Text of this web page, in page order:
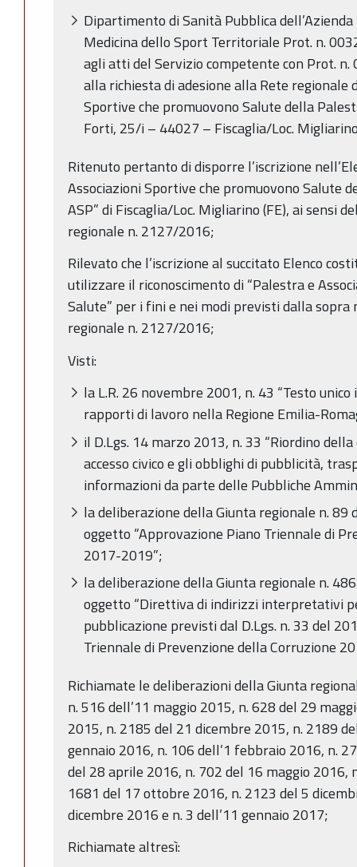
Dipartimento di Sanità Pubblica dell’Azienda
Medicina dello Sport Territoriale Prot. n.
agli atti del Servizio competente con Prot.
alla richiesta di adesione alla Rete regionale
Sportive che promuovono Salute della
Forti, 25/i – 44027 – Fiscaglia/Loc.
Ritenuto pertanto di disporre l’iscrizione
Associazioni Sportive che promuovono Salute
ASP” di Fiscaglia/Loc. Migliarino (FE), ai sensi
regionale n. 2127/2016;
Rilevato che l’iscrizione al succitato Elenco
utilizzare il riconoscimento di “Palestra e
Salute” per i fini e nei modi previsti dalla
regionale n. 2127/2016;
Visti:
la L.R. 26 novembre 2001, n. 43 “Testo
rapporti di lavoro nella Regione Emilia-
il D.Lgs. 14 marzo 2013, n. 33 “Riordino
accesso civico e gli obblighi di pubblicità,
informazioni da parte delle Pubbliche
la deliberazione della Giunta regionale n.
oggetto “Approvazione Piano Triennale di
2017-2019”;
la deliberazione della Giunta regionale n.
oggetto “Direttiva di indirizzi interpretativi
pubblicazione previsti dal D.Lgs. n. 33 del
Triennale di Prevenzione della Corruzione
Richiamate le deliberazioni della Giunta
n. 516 dell’11 maggio 2015, n. 628 del 29
2015, n. 2185 del 21 dicembre 2015, n. 2189
gennaio 2016, n. 106 dell’1 febbraio 2016, n.
del 28 aprile 2016, n. 702 del 16 maggio 2016,
1681 del 17 ottobre 2016, n. 2123 del 5
dicembre 2016 e n. 3 dell’11 gennaio 2017;
Richiamate altresì: